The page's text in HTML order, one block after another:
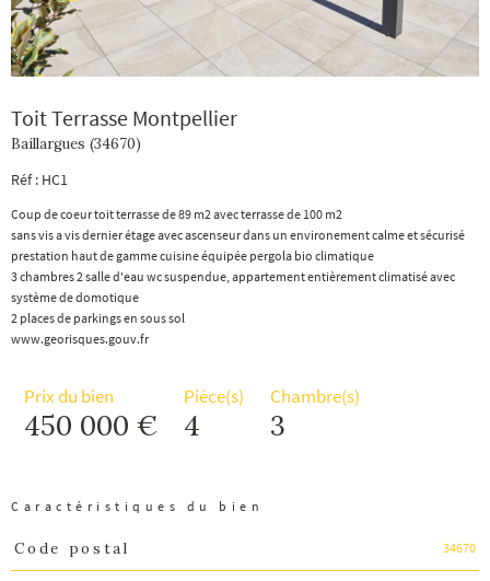
Toit Terrasse Montpellier
Baillargues (34670)
Réf : HC1
Coup de coeur toit terrasse de 89 m2 avec terrasse de 100 m2
sans vis a vis dernier étage avec ascenseur dans un environement calme et sécurisé
prestation haut de gamme cuisine équipée pergola bio climatique
3 chambres 2 salle d'eau wc suspendue, appartement entièrement climatisé avec
système de domotique
2 places de parkings en sous sol
www.georisques.gouv.fr
Prix du bien
450 000 €
Pièce(s)
4
Chambre(s)
3
Caractéristiques du bien
Caractéristiques Valeurs
Code postal 34670